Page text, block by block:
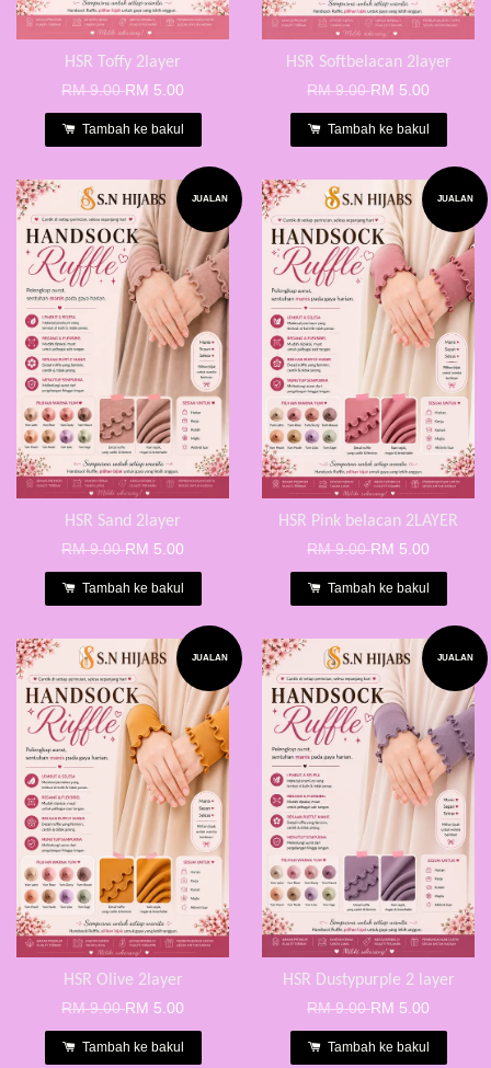
HSR Toffy 2layer
RM 9.00RM 5.00
Tambah ke bakul
HSR Softbelacan 2layer
RM 9.00RM 5.00
Tambah ke bakul
JUALAN
HSR Sand 2layer
RM 9.00RM 5.00
Tambah ke bakul
JUALAN
HSR Pink belacan 2LAYER
RM 9.00RM 5.00
Tambah ke bakul
JUALAN
HSR Olive 2layer
RM 9.00RM 5.00
Tambah ke bakul
JUALAN
HSR Dustypurple 2 layer
RM 9.00RM 5.00
Tambah ke bakul